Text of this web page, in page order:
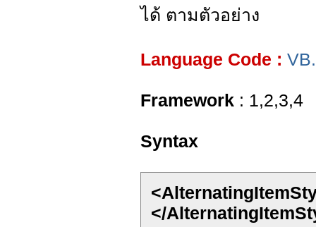
ได้ ตามตัวอย่าง
Language Code :
Framework : 1,2,3,4
Syntax
</